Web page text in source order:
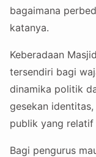
bagaimana
katanya.
Keberadaan
tersendiri bagi
dinamika politik
gesekan
publik yang
Bagi pengurus